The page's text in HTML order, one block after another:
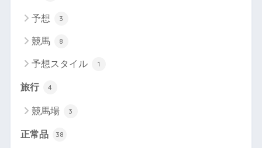
予想 3
競馬 8
予想スタイル 1
旅行 4
競馬場 3
正常品 38